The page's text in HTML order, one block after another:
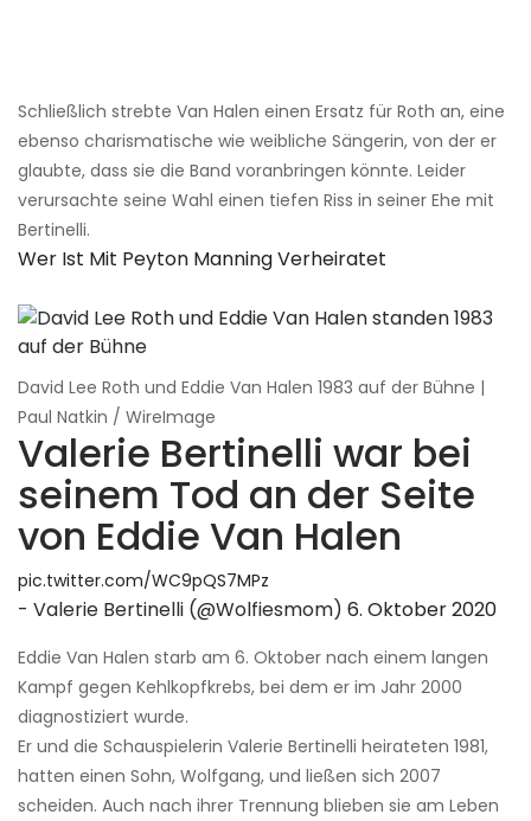
Schließlich strebte Van Halen einen Ersatz für Roth an, eine
ebenso charismatische wie weibliche Sängerin, von der er
glaubte, dass sie die Band voranbringen könnte. Leider
verursachte seine Wahl einen tiefen Riss in seiner Ehe mit
Bertinelli.
Wer Ist Mit Peyton Manning Verheiratet
David Lee Roth und Eddie Van Halen 1983 auf der Bühne |
Paul Natkin / WireImage
Valerie Bertinelli war bei
seinem Tod an der Seite
von Eddie Van Halen
pic.twitter.com/WC9pQS7MPz
- Valerie Bertinelli (@Wolfiesmom) 6. Oktober 2020
Eddie Van Halen starb am 6. Oktober nach einem langen
Kampf gegen Kehlkopfkrebs, bei dem er im Jahr 2000
diagnostiziert wurde.
Er und die Schauspielerin Valerie Bertinelli heirateten 1981,
hatten einen Sohn, Wolfgang, und ließen sich 2007
scheiden. Auch nach ihrer Trennung blieben sie am Leben